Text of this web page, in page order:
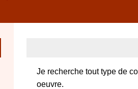
Je recherche tout type de
oeuvre.